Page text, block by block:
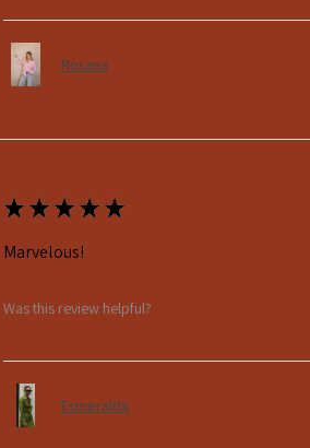
Rosana
★★★★★
Marvelous!
Was this review helpful?
Esmeralda